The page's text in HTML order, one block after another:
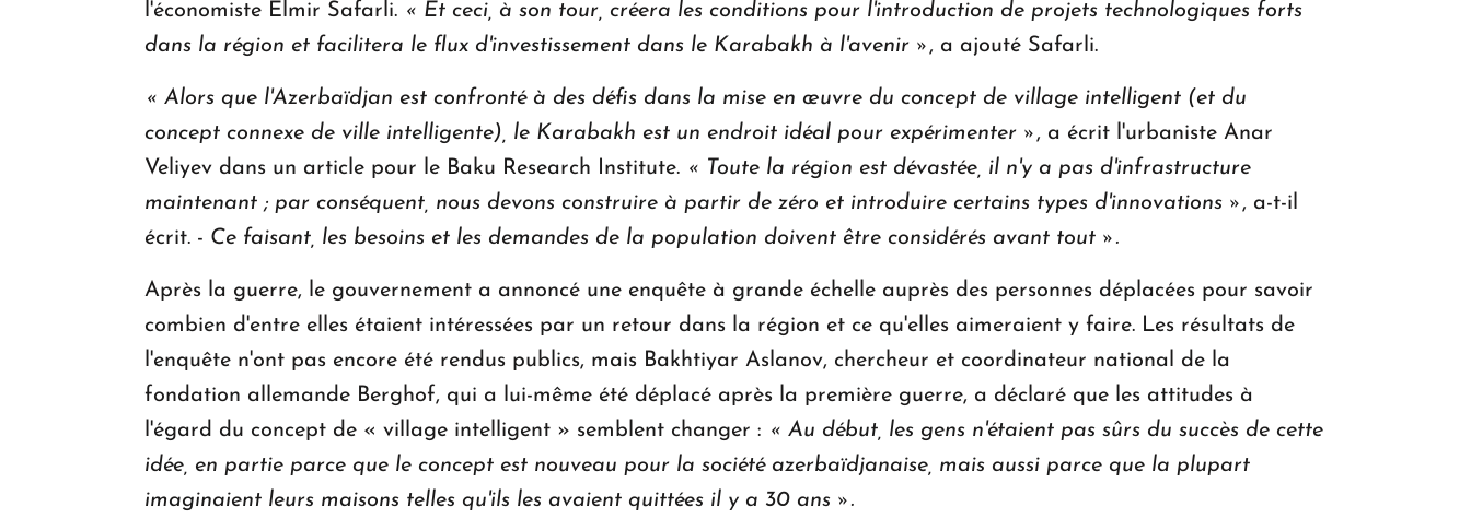
l'économiste Elmir Safarli. « Et ceci, à son tour, créera les conditions pour l'introduction de projets technologiques forts
dans la région et facilitera le flux d'investissement dans le Karabakh à l'avenir », a ajouté Safarli.
« Alors que l'Azerbaïdjan est confronté à des défis dans la mise en œuvre du concept de village intelligent (et du
concept connexe de ville intelligente), le Karabakh est un endroit idéal pour expérimenter », a écrit l'urbaniste Anar
Veliyev dans un article pour le Baku Research Institute. « Toute la région est dévastée, il n'y a pas d'infrastructure
maintenant ; par conséquent, nous devons construire à partir de zéro et introduire certains types d'innovations », a-t-il
écrit. - Ce faisant, les besoins et les demandes de la population doivent être considérés avant tout ».
Après la guerre, le gouvernement a annoncé une enquête à grande échelle auprès des personnes déplacées pour savoir
combien d'entre elles étaient intéressées par un retour dans la région et ce qu'elles aimeraient y faire. Les résultats de
l'enquête n'ont pas encore été rendus publics, mais Bakhtiyar Aslanov, chercheur et coordinateur national de la
fondation allemande Berghof, qui a lui-même été déplacé après la première guerre, a déclaré que les attitudes à
l'égard du concept de « village intelligent » semblent changer : « Au début, les gens n'étaient pas sûrs du succès de cette
idée, en partie parce que le concept est nouveau pour la société azerbaïdjanaise, mais aussi parce que la plupart
imaginaient leurs maisons telles qu'ils les avaient quittées il y a 30 ans ».